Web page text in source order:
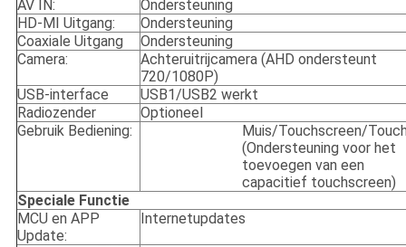
AV IN:
Ondersteuning
HD-MI Uitgang:
Ondersteuning
Coaxiale Uitgang
Ondersteuning
Camera:
Achteruitrijcamera (AHD ondersteunt
720/1080P)
USB-interface
USB1/USB2 werkt
Radiozender
Optioneel
Gebruik Bediening:
Muis/Touchscreen/
(Ondersteuning voor het
toevoegen van een
capacitief touchscreen)
Speciale Functie
MCU en APP
Update:
Internetupdates